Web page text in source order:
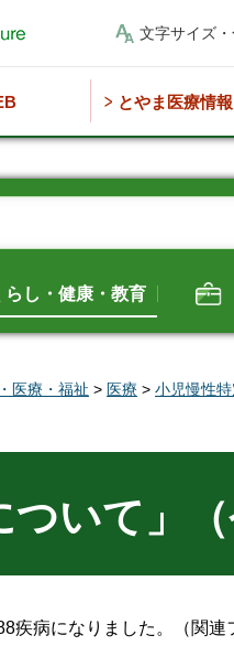
文字サイズ
とやま医療情
らし・健康・教育
医療・福祉 > 医療 > 小児慢性
ついて」
疾病になりました。（関連